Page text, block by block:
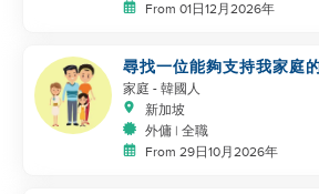
From 01日12月2026年
尋找一位能夠支持我家庭
家庭 - 韓國人
新加坡
外傭 | 全職
From 29日10月2026年